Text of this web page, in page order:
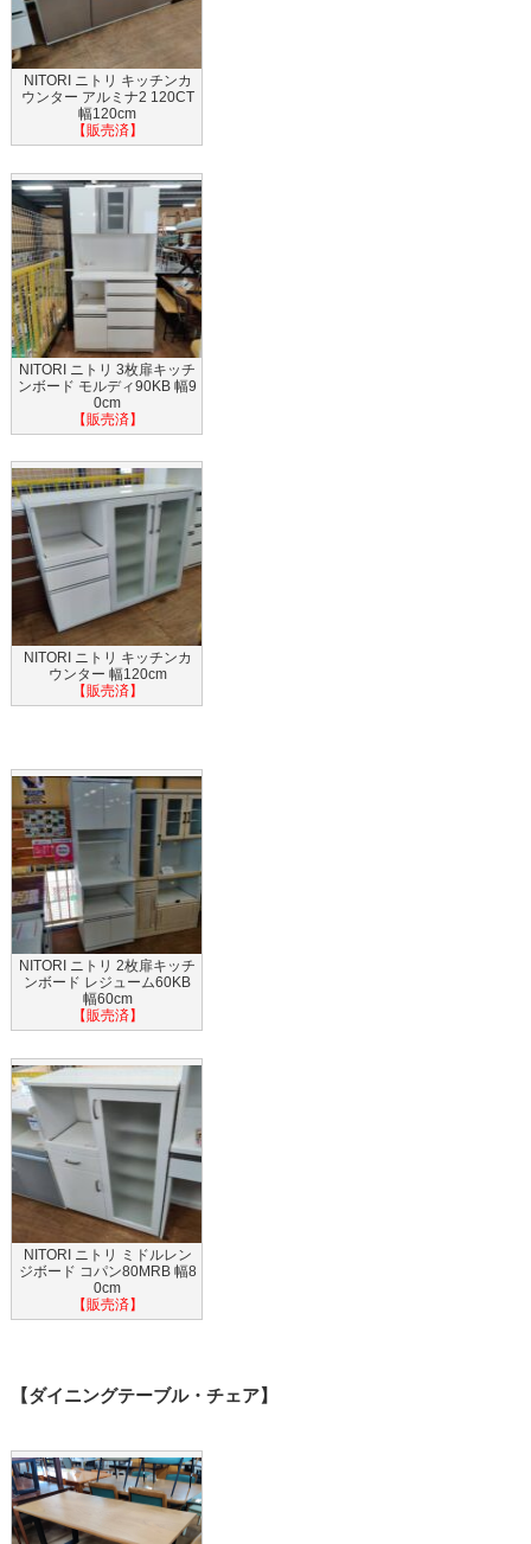
NITORI ニトリ キッチンカ
ウンター アルミナ2 120CT
幅120cm
【販売済】
NITORI ニトリ 3枚扉キッチ
ンボード モルディ90KB 幅9
0cm
【販売済】
NITORI ニトリ キッチンカ
ウンター 幅120cm
【販売済】
NITORI ニトリ 2枚扉キッチ
ンボード レジューム60KB
幅60cm
【販売済】
NITORI ニトリ ミドルレン
ジボード コパン80MRB 幅8
0cm
【販売済】
【ダイニングテーブル・チェア】